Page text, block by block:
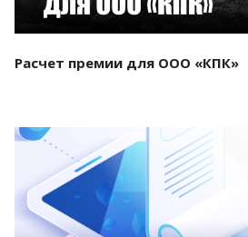
Расчет премии для ООО «КПК»